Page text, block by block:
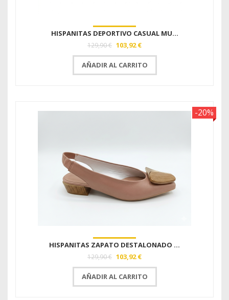
HISPANITAS DEPORTIVO CASUAL MU...
129,90 € 103,92 €
AÑADIR AL CARRITO
-20%
HISPANITAS ZAPATO DESTALONADO ...
129,90 € 103,92 €
AÑADIR AL CARRITO